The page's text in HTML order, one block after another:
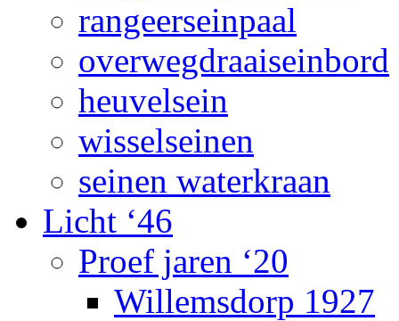
rangeerseinpaal
overwegdraaiseinbord
heuvelsein
wisselseinen
seinen waterkraan
Licht ‘46
Proef jaren ‘20
Willemsdorp 1927